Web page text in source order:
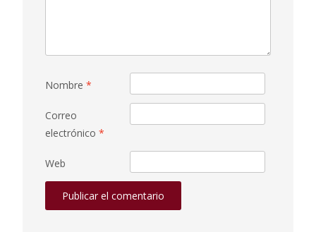
Nombre *
Correo
electrónico *
Web